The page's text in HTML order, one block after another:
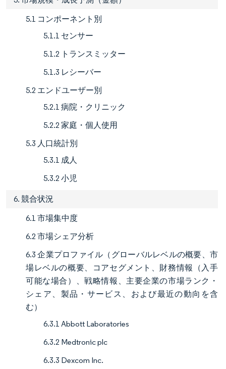
5.1 コンポーネント別
5.1.1 センサー
5.1.2 トランスミッター
5.1.3 レシーバー
5.2 エンドユーザー別
5.2.1 病院・クリニック
5.2.2 家庭・個人使用
5.3 人口統計別
5.3.1 成人
5.3.2 小児
6. 競合状況
6.1 市場集中度
6.2 市場シェア分析
6.3 企業プロファイル（グローバルレベルの概要、市
場レベルの概要、コアセグメント、財務情報（入手
可能な場合）、戦略情報、主要企業の市場ランク・
シェア、製品・サービス、および最近の動向を含
む）
6.3.1 Abbott Laboratories
6.3.2 Medtronic plc
6.3.3 Dexcom Inc.